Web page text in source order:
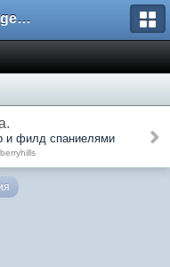
English Springer Spaniel Club
и филд спаниелями